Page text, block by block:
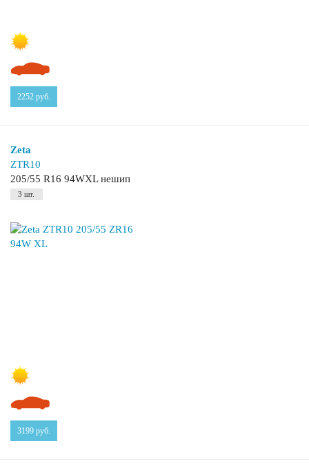
2252 руб.
Zeta
ZTR10
205/55 R16 94WXL нешип
3 шт.
3199 руб.